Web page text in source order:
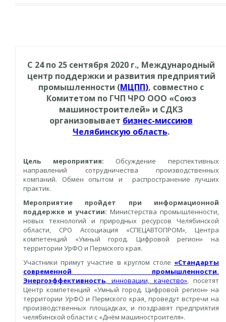
С 24 по 25 сентября 2020 г., Международный
центр поддержки и развития предприятий
промышленности (МЦПП), совместно с
Комитетом по ГЧП ЧРО ООО «Союз
машиностроителей» и СДКЗ
организовывает бизнес-миссиюв
Челябинскую область.
Цель мероприятия: Обсуждение перспективных
направлений сотрудничества производственных
компаний. Обмен опытом и распространение лучших
практик.
Мероприятие пройдет при информационной
поддержке и участии: Министерства промышленности,
новых технологий и природных ресурсов Челябинской
области, СРО Ассоциация «СПЕЦАВТОПРОМ», Центра
компетенций «Умный город. Цифровой регион» на
территории УрФО и Пермского края.
Участники примут участие в круглом столе «Стандарты
современной промышленности.
Энергоэффективность, инновации, качество», посетят
Центр компетенций «Умный город. Цифровой регион» на
территории УрФО и Пермского края, проведут встречи на
производственных площадках, и поздравят предприятия
челябинской области с «Днём машиностроителя».